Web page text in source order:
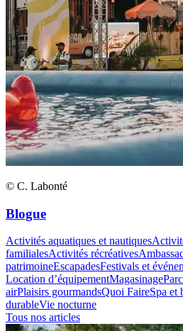
© C. Labonté
Blogue
Activités aquatiques et nautiques
familialesActivités récréatives
patrimoineEscapadesFestivals et
Location d’équipementMagasinage
airPlaisirs gourmandsQuoi FaireSpa et
durableVie nocturne
Tous nos articles